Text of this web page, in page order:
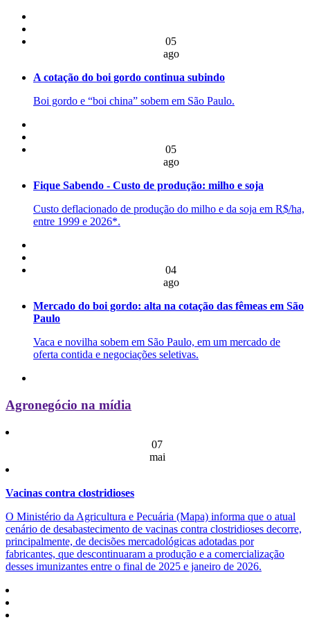
05
ago
A cotação do boi gordo continua subindo
Boi gordo e “boi china” sobem em São Paulo.
05
ago
Fique Sabendo - Custo de produção: milho e soja
Custo deflacionado de produção do milho e da soja em R$/ha,
entre 1999 e 2026*.
04
ago
Mercado do boi gordo: alta na cotação das fêmeas em São
Paulo
Vaca e novilha sobem em São Paulo, em um mercado de
oferta contida e negociações seletivas.
Agronegócio na mídia
07
mai
Vacinas contra clostridioses
O Ministério da Agricultura e Pecuária (Mapa) informa que o atual
cenário de desabastecimento de vacinas contra clostridioses decorre,
principalmente, de decisões mercadológicas adotadas por
fabricantes, que descontinuaram a produção e a comercialização
desses imunizantes entre o final de 2025 e janeiro de 2026.